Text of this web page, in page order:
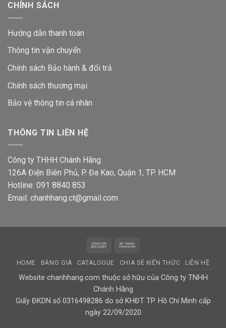
CHÍNH SÁCH
Hướng dẫn thanh toán
Thông tin vận chuyển
Chính sách Bảo hành & đổi trả
Chính sách thương mại
Bảo vệ thông tin cá nhân
THÔNG TIN LIÊN HỆ
Công ty THHH Chánh Hãng
126A Điện Biên Phủ, P. Đa Kao, Quận 1, TP. HCM
Hotline: 091 8840 853
Email: chanhhang.ct@gmail.com
Cash
Delivery
HOME BẢNG GIÁ CATALOGUE CHIA SẺ KIẾN THỨC LIÊN HỆ
Website chanhhang.com thuộc sở hữu của Công ty TNHH
Chánh Hãng
Giấy ĐKDN số 0316498286 do sở KHĐT TP. Hồ Chí Minh cấp
ngày 22/09/2020